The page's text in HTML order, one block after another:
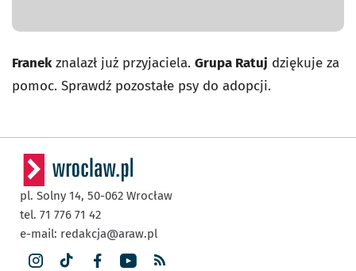
Franekznalazł już przyjaciela. Grupa Ratuj dziękuje za
pomoc. Sprawdź pozostałe psy do adopcji.
pl. Solny 14, 50-062 Wrocław
tel. 71 776 71 42
e-mail: redakcja@araw.pl